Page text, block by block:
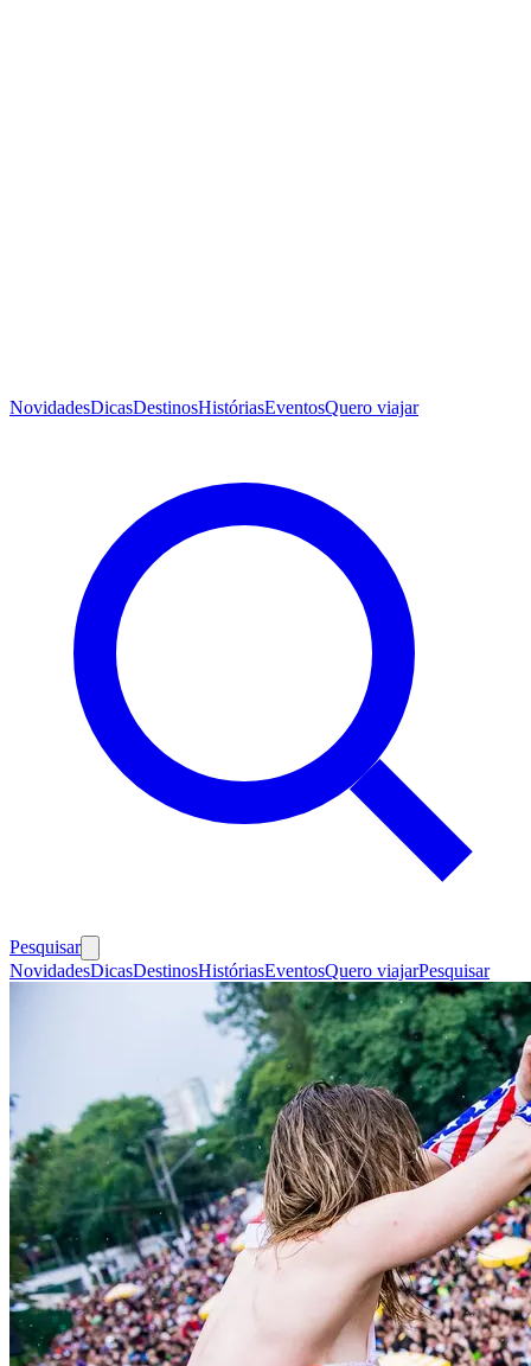
NovidadesDicasDestinosHistóriasEventosQuero viajar
Pesquisar
NovidadesDicasDestinosHistóriasEventosQuero viajarPesquisar